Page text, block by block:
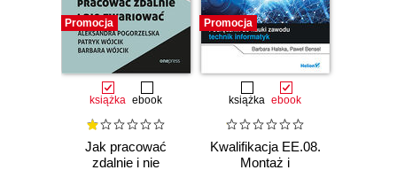
Promocja
książka ebook
Jak pracować
zdalnie i nie
Promocja
książka ebook
Kwalifikacja EE.08.
Montaż i